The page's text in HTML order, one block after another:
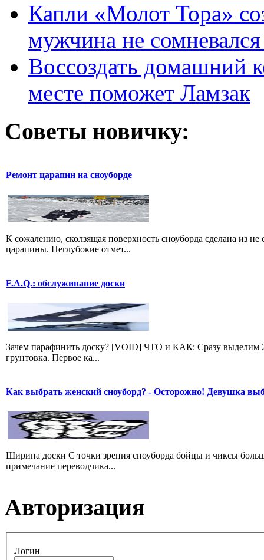
Капли «Молот Тора»
мужчина не
Воссоздать домашний
месте поможет Ламзак
Советы новичку:
Ремонт царапин на сноуборде
К сожалению, сколзящая поверхность сноуборда сделана из
царапины. Неглубокие отмет...
F.A.Q.: обслуживание доски
Зачем парафинить доску? [VOID] ЧТО и КАК: Сразу выделим
грунтовка. Первое ка...
Как выбрать женский сноуборд? - Осторожно! Девушка
Ширина доски С точки зрения сноуборда бойцы и чиксы
примечание переводчика...
Авторизация
Логин